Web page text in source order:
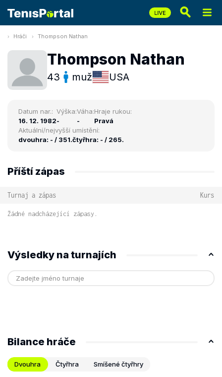
Hráči Thompson Nathan
Thompson Nathan
43 muž USA
Datum nar.:
16. 12. 1982
Výška:
-
Váha:
-
Hraje rukou:
Pravá
Aktuální/nejvyšší umístění:
dvouhra: - / 351.čtyřhra: - / 265.
Příští zápas
Turnaj a zápas Kurs
Žádné nadcházející zápasy.
Výsledky na turnajích
Bilance hráče
Dvouhra Čtyřhra Smíšené čtyřhry